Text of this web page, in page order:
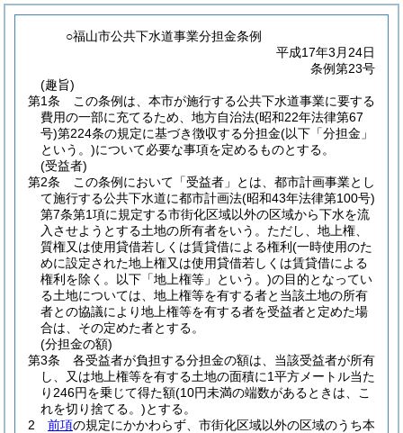
○福山市公共下水道事業分担金条例
平成17年3月24日
条例第23号
(趣旨)
第1条
この条例は、本市が施行する公共下水道事業に要する
費用の一部に充てるため、地方自治法(昭和22年法律第67
号)第224条の規定に基づき徴収する分担金(以下「分担金」
という。)について必要な事項を定めるものとする。
(受益者)
第2条
この条例において「受益者」とは、都市計画事業とし
て施行する公共下水道に都市計画法(昭和43年法律第100号)
第7条第1項に規定する市街化区域以外の区域から下水を流
入させようとする土地の所有者をいう。 ただし、地上権、
質権又は使用貸借若しくは賃貸借による権利 (一時使用のた
めに設定された地上権又は使用貸借若しくは賃貸借による
権利を除く。以下「地上権等」という。)の目的となってい
る土地については、地上権等を有する者と当該土地の所有
者との協議により地上権等を有する者を受益者と定めた場
合は、その定めた者とする。
(分担金の額)
第3条
各受益者が負担する分担金の額は、当該受益者が所有
し、又は地上権等を有する土地の面積に1平方メートル当た
り246円を乗じて得た額(10円未満の端数があるときは、こ
れを切り捨てる。)とする。
2
前項の規定にかかわらず、市街化区域以外の区域のうち本